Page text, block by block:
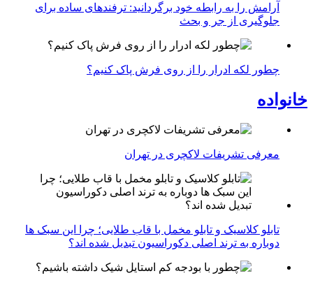
آرامش را به رابطه خود برگردانید: ترفندهای ساده برای
جلوگیری از جر و بحث
چطور لکه ادرار را از روی فرش پاک کنیم؟
خانواده
معرفی تشریفات لاکچری در تهران
تابلو کلاسیک و تابلو مخمل با قاب طلایی؛ چرا این سبک ها
دوباره به ترند اصلی دکوراسیون تبدیل شده اند؟